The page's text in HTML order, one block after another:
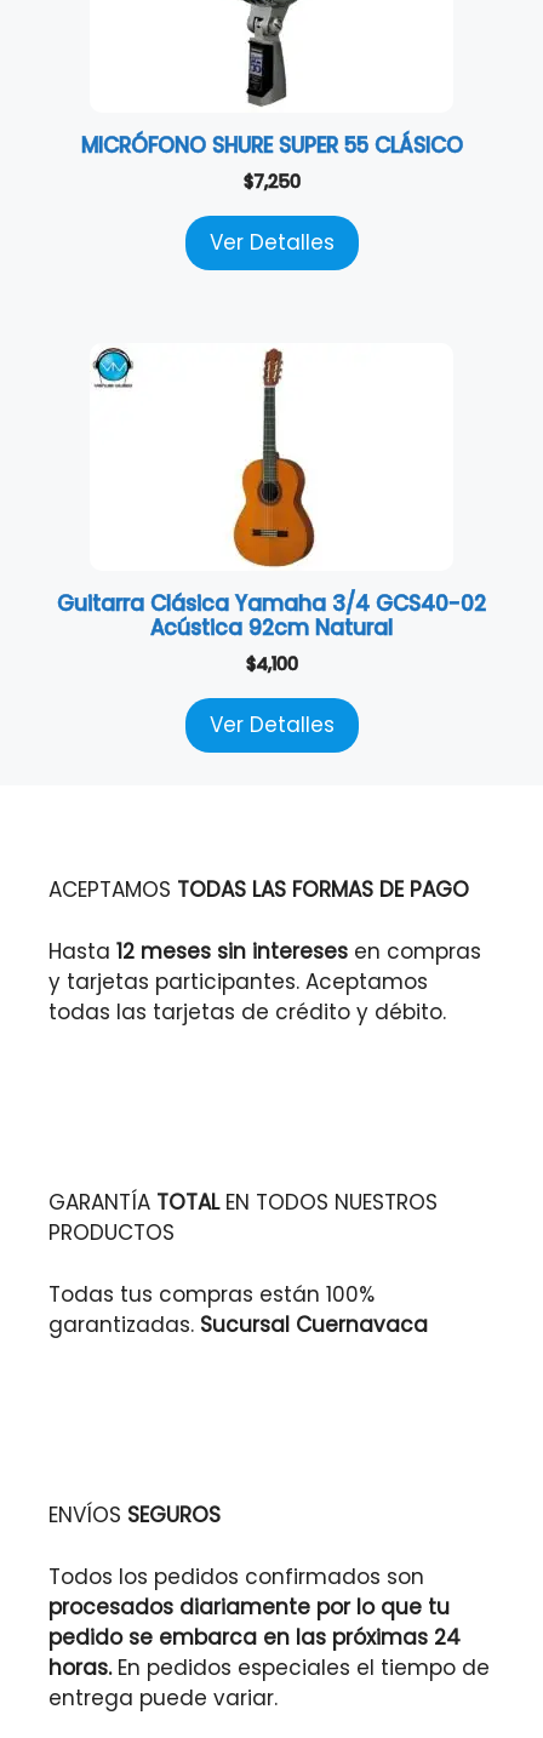
MICRÓFONO SHURE SUPER 55 CLÁSICO
$7,250
Ver Detalles
Guitarra Clásica Yamaha 3/4 GCS40-02
Acústica 92cm Natural
$4,100
Ver Detalles
ACEPTAMOS TODAS LAS FORMAS DE PAGO
Hasta 12 meses sin intereses en compras
y tarjetas participantes. Aceptamos
todas las tarjetas de crédito y débito.
GARANTÍA TOTALEN TODOS NUESTROS
PRODUCTOS
Todas tus compras están 100%
garantizadas. Sucursal Cuernavaca
ENVÍOS SEGUROS
Todos los pedidos confirmados son
procesados diariamente por lo que tu
pedido se embarca en las próximas 24
horas.En pedidos especiales el tiempo de
entrega puede variar.